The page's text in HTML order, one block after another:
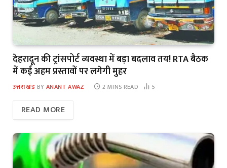
देहरादून की ट्रांसपोर्ट व्यवस्था में बड़ा बदलाव तय! RTA बैठक
में कई अहम प्रस्तावों पर लगेगी मुहर
उत्तराखंड BY ANANT AWAZ 2 MINS READ 5
READ MORE